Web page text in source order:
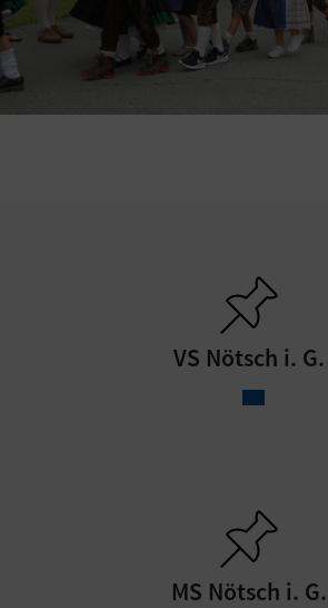
VS Nötsch i. G.
MS Nötsch i. G.